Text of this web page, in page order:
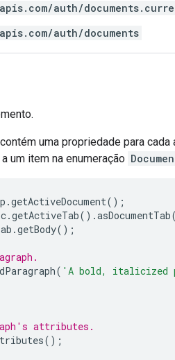
auth/
auth/documents
uma propriedade para
um item na enumeração
.getActiveDocument();
.getActiveTab().asDocumentTab
.getBody();
( 'A bold, italicized
attributes.
();